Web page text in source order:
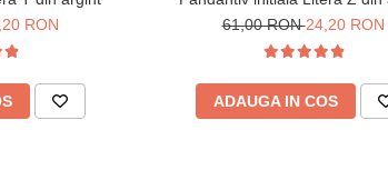
RON
61,00 RON24,20 RON
ADAUGA IN COS